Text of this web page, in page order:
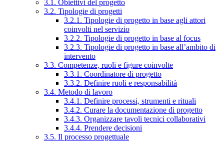
3.1. Obiettivi del progetto
3.2. Tipologie di progetti
3.2.1. Tipologie di progetto in base agli attori
coinvolti nel servizio
3.2.2. Tipologie di progetto in base al focus
3.2.3. Tipologie di progetto in base all’ambito di
intervento
3.3. Competenze, ruoli e figure coinvolte
3.3.1. Coordinatore di progetto
3.3.2. Definire ruoli e responsabilità
3.4. Metodo di lavoro
3.4.1. Definire processi, strumenti e rituali
3.4.2. Curare la documentazione di progetto
3.4.3. Organizzare tavoli tecnici collaborativi
3.4.4. Prendere decisioni
3.5. Il processo progettuale